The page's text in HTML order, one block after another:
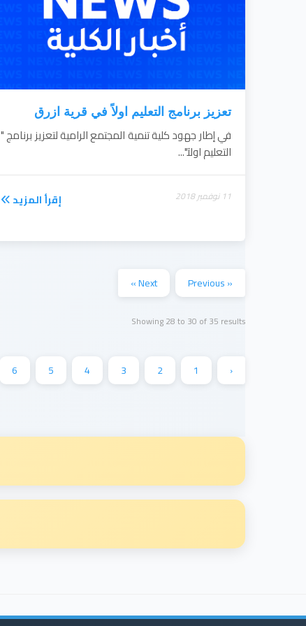
تعزيز برنامج التعليم اولاً في قرية ازرق
في إطار جهود كلية تنمية المجتمع الرامية لتعزيز برنامج "
التعليم اولآ"...
11 نوفمبر 2018 إقرأ المزيد
« Previous
Next »
Showing28to 30 of35 results
‹
1
2
3
4
5
6